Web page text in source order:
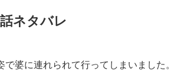
ネタバレ
で婆に連れられて行ってしまいました。